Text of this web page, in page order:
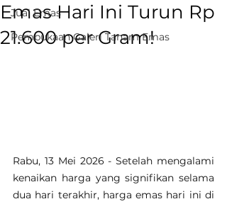
Jual Emas
Pembukaan Galeri Tanam Emas
Emas Hari Ini Turun Rp
21.600 per Gram!
Rabu, 13 Mei 2026 - Setelah mengalami
kenaikan harga yang signifikan selama
dua hari terakhir, harga emas hari ini di